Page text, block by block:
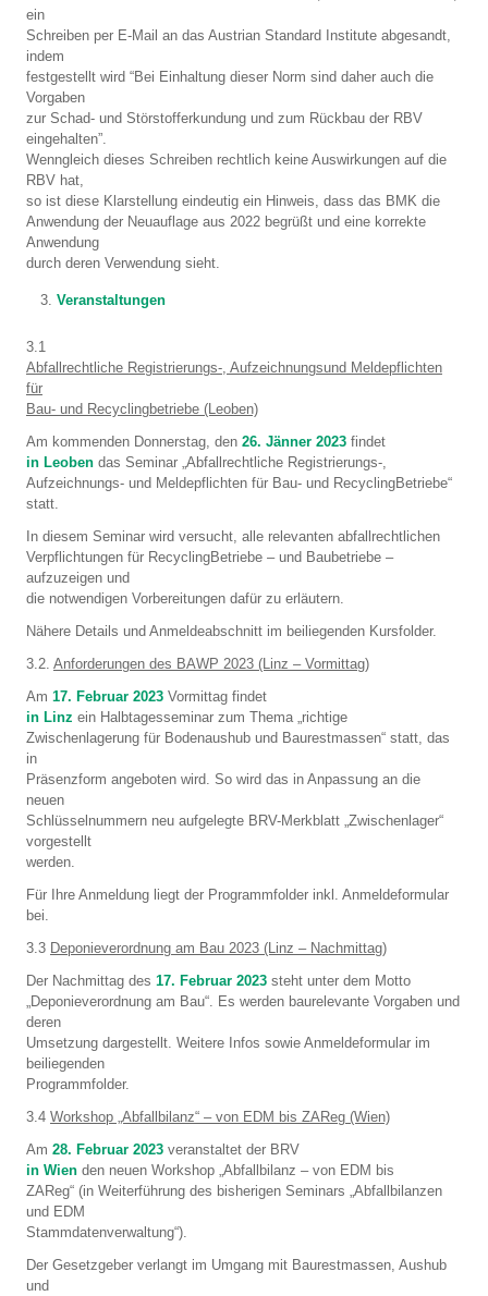
ein
Schreiben per E-Mail an das Austrian Standard Institute abgesandt,
indem
festgestellt wird “Bei Einhaltung dieser Norm sind daher auch die
Vorgaben
zur Schad- und Störstofferkundung und zum Rückbau der RBV
eingehalten”.
Wenngleich dieses Schreiben rechtlich keine Auswirkungen auf die
RBV hat,
so ist diese Klarstellung eindeutig ein Hinweis, dass das BMK die
Anwendung der Neuauflage aus 2022 begrüßt und eine korrekte
Anwendung
durch deren Verwendung sieht.
Veranstaltungen
3.1
Abfallrechtliche Registrierungs-, Aufzeichnungsund Meldepflichten
für
Bau- und Recyclingbetriebe (Leoben)
Am kommenden Donnerstag, den 26. Jänner 2023findet
in Leobendas Seminar „Abfallrechtliche Registrierungs-,
Aufzeichnungs- und Meldepflichten für Bau- und RecyclingBetriebe“
statt.
In diesem Seminar wird versucht, alle relevanten abfallrechtlichen
Verpflichtungen für RecyclingBetriebe – und Baubetriebe –
aufzuzeigen und
die notwendigen Vorbereitungen dafür zu erläutern.
Nähere Details und Anmeldeabschnitt im beiliegenden Kursfolder.
3.2. Anforderungen des BAWP 2023 (Linz – Vormittag)
Am 17. Februar 2023Vormittag findet
in Linz ein Halbtagesseminar zum Thema „richtige
Zwischenlagerung für Bodenaushub und Baurestmassen“ statt, das
in
Präsenzform angeboten wird. So wird das in Anpassung an die
neuen
Schlüsselnummern neu aufgelegte BRV-Merkblatt „Zwischenlager“
vorgestellt
werden.
Für Ihre Anmeldung liegt der Programmfolder inkl. Anmeldeformular
bei.
3.3 Deponieverordnung am Bau 2023 (Linz – Nachmittag)
Der Nachmittag des 17. Februar 2023steht unter dem Motto
„Deponieverordnung am Bau“. Es werden baurelevante Vorgaben und
deren
Umsetzung dargestellt. Weitere Infos sowie Anmeldeformular im
beiliegenden
Programmfolder.
3.4 Workshop „Abfallbilanz“ – von EDM bis ZAReg (Wien)
Am 28. Februar 2023veranstaltet der BRV
in Wienden neuen Workshop „Abfallbilanz – von EDM bis
ZAReg“ (in Weiterführung des bisherigen Seminars „Abfallbilanzen
und EDM
Stammdatenverwaltung“).
Der Gesetzgeber verlangt im Umgang mit Baurestmassen, Aushub
und